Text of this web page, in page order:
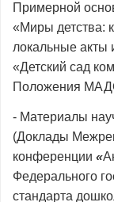
Примерной
«Миры детства:
локальные акты
«Детский сад
Положения
- Материалы
(Доклады
конференции «
Федерального
стандарта